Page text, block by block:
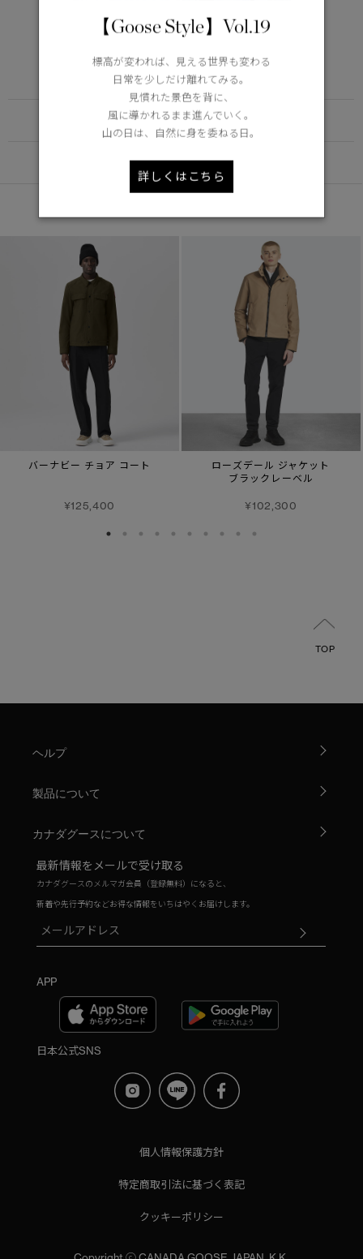
LIGHTWEIGHT
5°C / -5°C
Learn more about TEI
FUNCTION
DETAIL
バーナビー チョア コート
¥125,400
ローズデール ジャケット
ブラックレーベル
¥102,300
TOP
ヘルプ
製品について
カナダグースについて
最新情報をメールで受け取る
カナダグースのメルマガ会員（登録無料）になると、
新着や先行予約などお得な情報をいちはやくお届けします。
APP
日本公式SNS
個人情報保護方針
特定商取引法に基づく表記
クッキーポリシー
【Goose Style】Vol.19
標高が変われば、見える世界も変わる
日常を少しだけ離れてみる。
見慣れた景色を背に、
風に導かれるまま進んでいく。
山の日は、自然に身を委ねる日。
詳しくはこちら